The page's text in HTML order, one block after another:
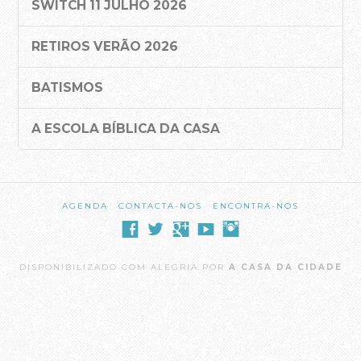
PARTICIPA
Agenda
Registo Membros da Casa da Cidade
Crianças
Jovens e Adolescentes
SWITCH – Jovens Adultos
SWITCH 11 JULHO 2026
RETIROS VERÃO 2026
BATISMOS
A ESCOLA BÍBLICA DA CASA
AGENDA CONTACTA-NOS ENCONTRA-NOS
DISPONIBILIZADO COM ALEGRIA POR A CASA DA CIDADE